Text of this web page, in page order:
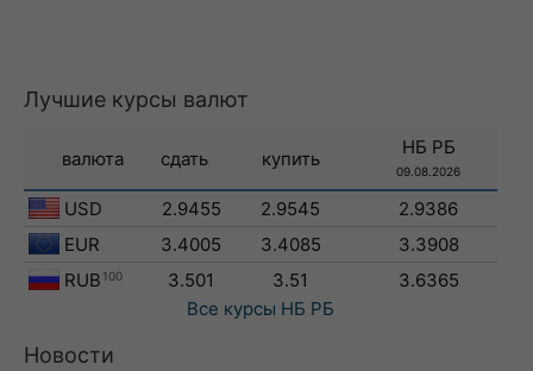
Лучшие курсы валют
валюта сдать купить
НБ РБ
09.08.2026
USD 2.9455 2.9545
2.9386
EUR
3.4005 3.4085
3.3908
RUB 100 3.501 3.51
3.6365
Все курсы НБ РБ
Новости